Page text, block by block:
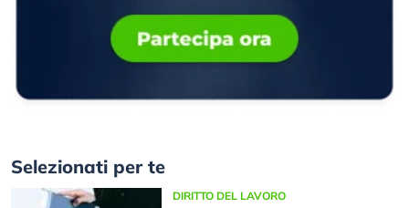
Selezionati per te
DIRITTO DEL LAVORO